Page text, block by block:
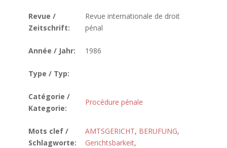
Revue /
Zeitschrift:
Revue internationale de droit
pénal
Année / Jahr: 1986
Type / Typ:
Catégorie /
Kategorie:
Procédure pénale
Mots clef /
Schlagworte:
AMTSGERICHT, BERUFUNG,
Gerichtsbarkeit,